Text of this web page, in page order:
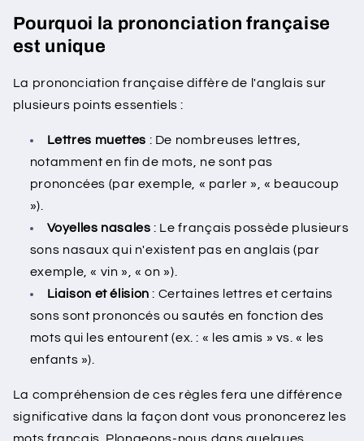
Pourquoi la prononciation française
est unique
La prononciation française diffère de l'anglais sur
plusieurs points essentiels :
Lettres muettes : De nombreuses lettres,
notamment en fin de mots, ne sont pas
prononcées (par exemple, « parler », « beaucoup
»).
Voyelles nasales : Le français possède plusieurs
sons nasaux qui n'existent pas en anglais (par
exemple, « vin », « on »).
Liaison et élision : Certaines lettres et certains
sons sont prononcés ou sautés en fonction des
mots qui les entourent (ex. : « les amis » vs. « les
enfants »).
La compréhension de ces règles fera une différence
significative dans la façon dont vous prononcerez les
mots français. Plongeons-nous dans quelques